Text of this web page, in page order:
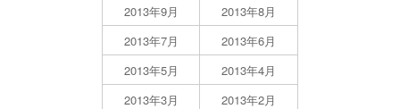
2013年9月
2013年8月
2013年7月
2013年6月
2013年5月
2013年4月
2013年3月
2013年2月